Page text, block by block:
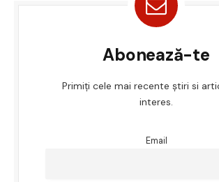
Abonează-te
Primiți cele mai recente știri si
interes.
Email